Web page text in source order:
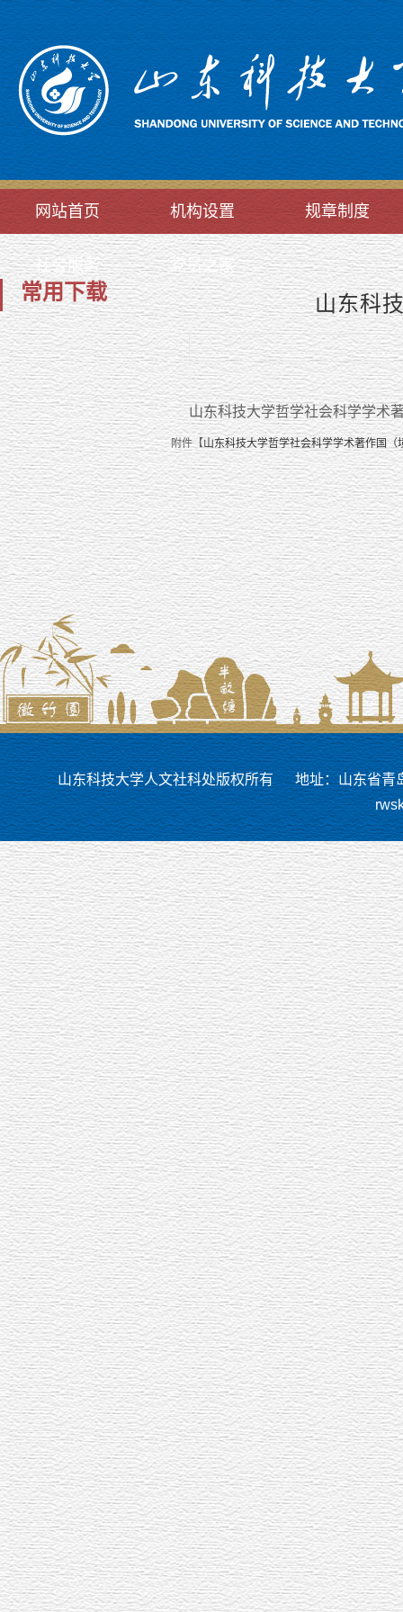
网站首页 机构设置 规章制度
社会服务 党员之家
常用下载 山东科
山东科技大学哲学社会科学学术
附件【山东科技大学哲学社会科学学术著作国（
山东科技大学人文社科处版权所有
地址：山东省